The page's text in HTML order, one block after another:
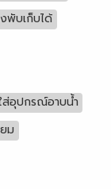
งพับเก็บได้
ใส่อุปกรณ์อาบน้ำ
ม